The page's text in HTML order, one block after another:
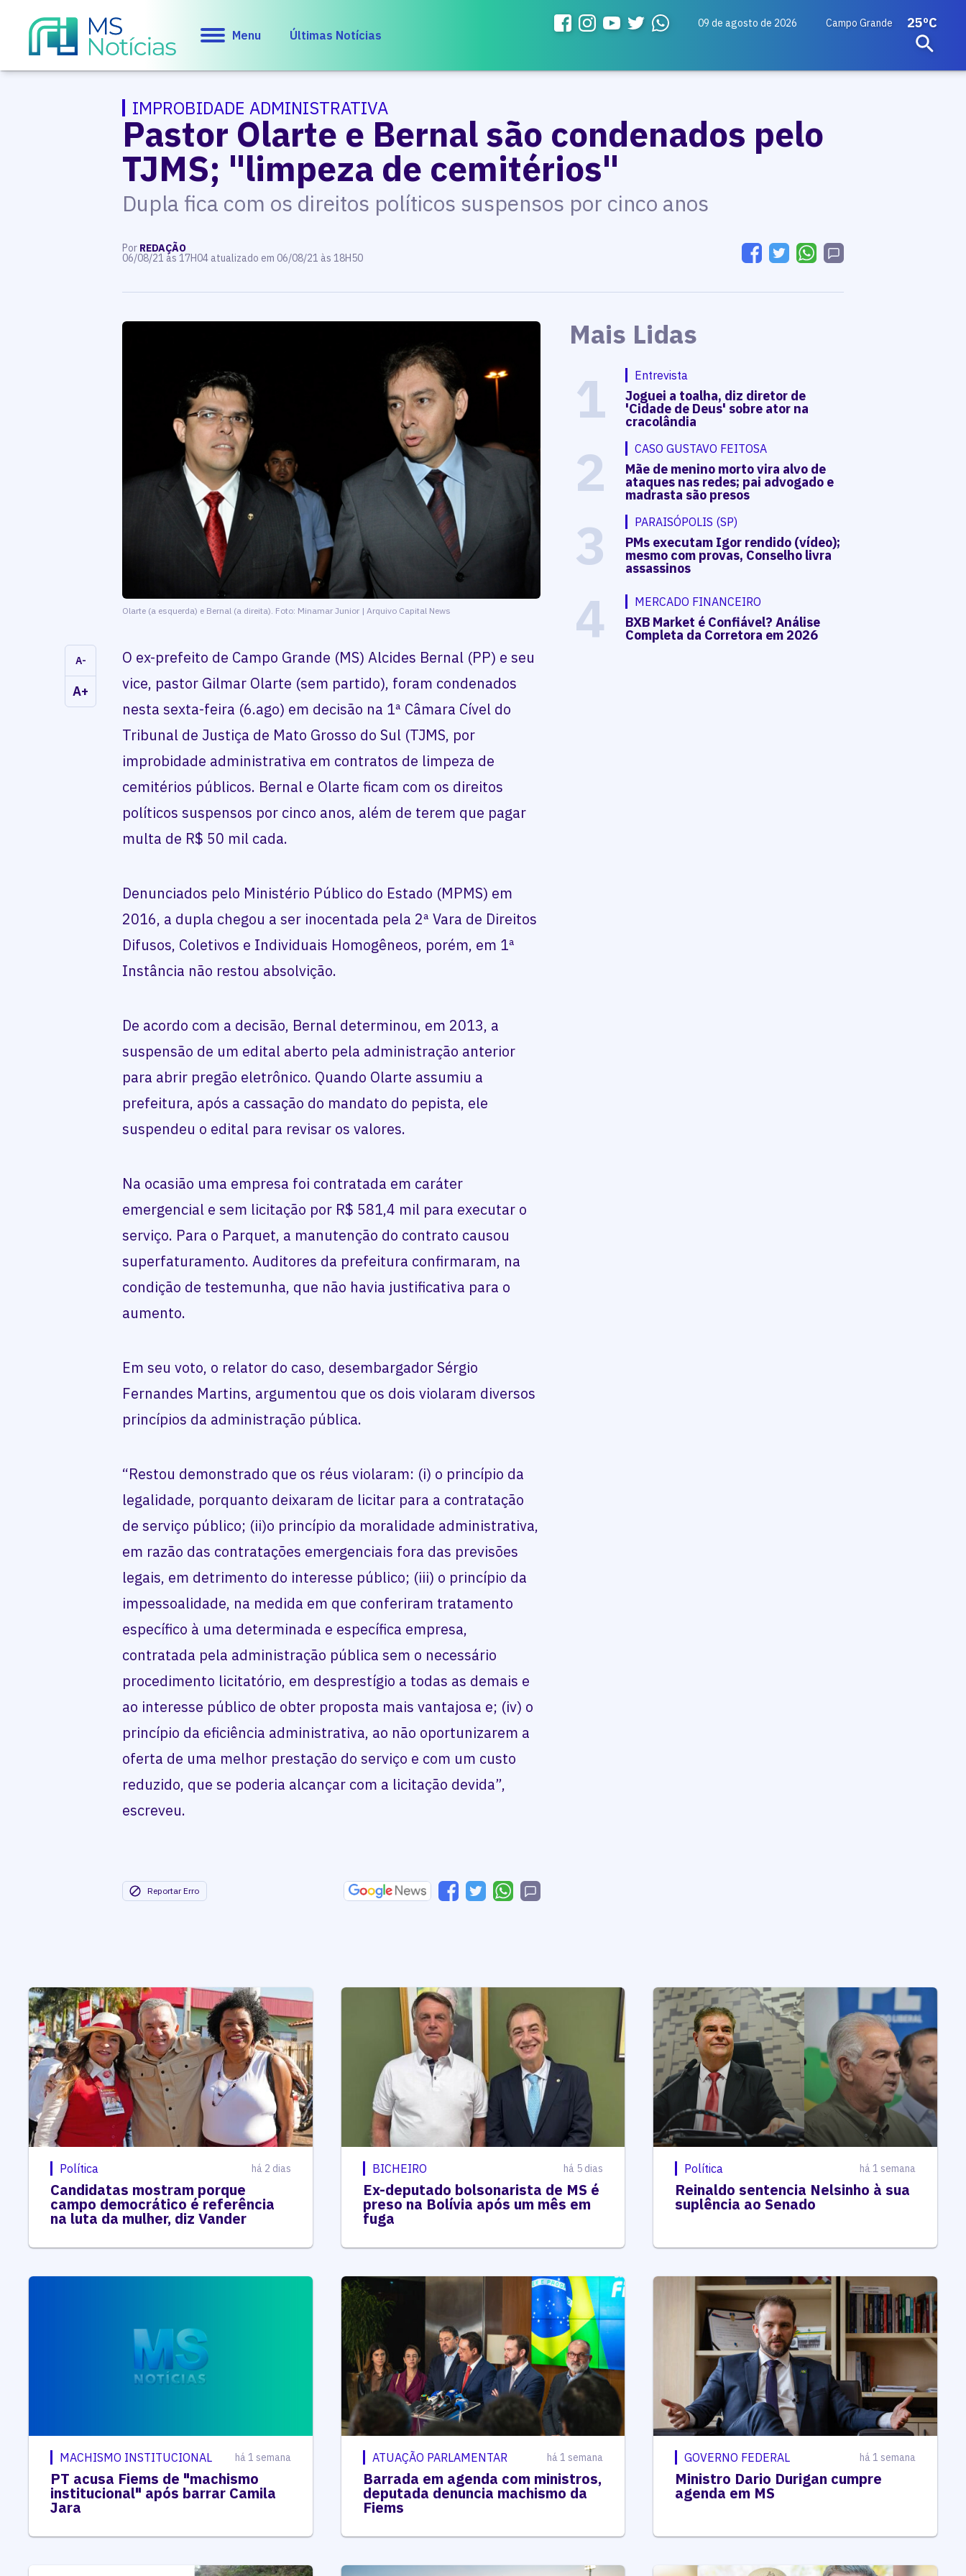
Menu Últimas Notícias
09 de agosto de 2026 Campo Grande 25ºC
IMPROBIDADE ADMINISTRATIVA
Pastor Olarte e Bernal são condenados pelo
TJMS; "limpeza de cemitérios"
Dupla fica com os direitos políticos suspensos por cinco anos
Por REDAÇÃO
06/08/21 às 17H04 atualizado em 06/08/21 às 18H50
Olarte (a esquerda) e Bernal (a direita). Foto: Minamar Junior | Arquivo Capital News
A-
A+
O ex-prefeito de Campo Grande (MS) Alcides Bernal (PP) e seu
vice, pastor Gilmar Olarte (sem partido), foram condenados
nesta sexta-feira (6.ago) em decisão na 1ª Câmara Cível do
Tribunal de Justiça de Mato Grosso do Sul (TJMS, por
improbidade administrativa em contratos de limpeza de
cemitérios públicos. Bernal e Olarte ficam com os direitos
políticos suspensos por cinco anos, além de terem que pagar
multa de R$ 50 mil cada.
Denunciados pelo Ministério Público do Estado (MPMS) em
2016, a dupla chegou a ser inocentada pela 2ª Vara de Direitos
Difusos, Coletivos e Individuais Homogêneos, porém, em 1ª
Instância não restou absolvição.
De acordo com a decisão, Bernal determinou, em 2013, a
suspensão de um edital aberto pela administração anterior
para abrir pregão eletrônico. Quando Olarte assumiu a
prefeitura, após a cassação do mandato do pepista, ele
suspendeu o edital para revisar os valores.
Na ocasião uma empresa foi contratada em caráter
emergencial e sem licitação por R$ 581,4 mil para executar o
serviço. Para o Parquet, a manutenção do contrato causou
superfaturamento. Auditores da prefeitura confirmaram, na
condição de testemunha, que não havia justificativa para o
aumento.
Em seu voto, o relator do caso, desembargador Sérgio
Fernandes Martins, argumentou que os dois violaram diversos
princípios da administração pública.
“Restou demonstrado que os réus violaram: (i) o princípio da
legalidade, porquanto deixaram de licitar para a contratação
de serviço público; (ii)o princípio da moralidade administrativa,
em razão das contratações emergenciais fora das previsões
legais, em detrimento do interesse público; (iii) o princípio da
impessoalidade, na medida em que conferiram tratamento
específico à uma determinada e específica empresa,
contratada pela administração pública sem o necessário
procedimento licitatório, em desprestígio a todas as demais e
ao interesse público de obter proposta mais vantajosa e; (iv) o
princípio da eficiência administrativa, ao não oportunizarem a
oferta de uma melhor prestação do serviço e com um custo
reduzido, que se poderia alcançar com a licitação devida”,
escreveu.
Reportar Erro
Mais Lidas
1 Entrevista
Joguei a toalha, diz diretor de
'Cidade de Deus' sobre ator na
cracolândia
2 CASO GUSTAVO FEITOSA
Mãe de menino morto vira alvo de
ataques nas redes; pai advogado e
madrasta são presos
3 PARAISÓPOLIS (SP)
PMs executam Igor rendido (vídeo);
mesmo com provas, Conselho livra
assassinos
4 MERCADO FINANCEIRO
BXB Market é Confiável? Análise
Completa da Corretora em 2026
Política há 2 dias
Candidatas mostram porque
campo democrático é referência
na luta da mulher, diz Vander
BICHEIRO há 5 dias
Ex-deputado bolsonarista de MS é
preso na Bolívia após um mês em
fuga
Política há 1 semana
Reinaldo sentencia Nelsinho à sua
suplência ao Senado
MACHISMO INSTITUCIONAL há 1 semana
PT acusa Fiems de "machismo
institucional" após barrar Camila
Jara
ATUAÇÃO PARLAMENTAR há 1 semana
Barrada em agenda com ministros,
deputada denuncia machismo da
Fiems
GOVERNO FEDERAL há 1 semana
Ministro Dario Durigan cumpre
agenda em MS